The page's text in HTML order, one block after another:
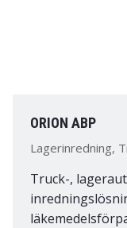
ORION ABP
Lagerinredning,
Truck-,